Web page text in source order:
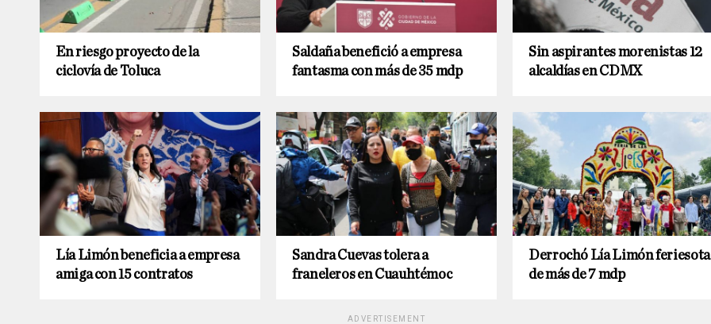
En riesgo proyecto de la
ciclovía de Toluca
Saldaña benefició a empresa
fantasma con más de 35 mdp
Sin aspirantes morenistas 12
alcaldías en CDMX
Lía Limón beneficia a empresa
amiga con 15 contratos
Sandra Cuevas tolera a
franeleros en Cuauhtémoc
Derrochó Lía Limón feriesota
de más de 7 mdp
ADVERTISEMENT